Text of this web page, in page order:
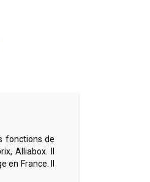
fonctions de
Alliabox. Il
France. Il